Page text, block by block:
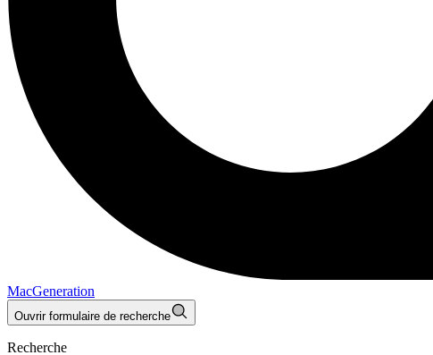
MacGeneration
Ouvrir formulaire de recherche
Recherche